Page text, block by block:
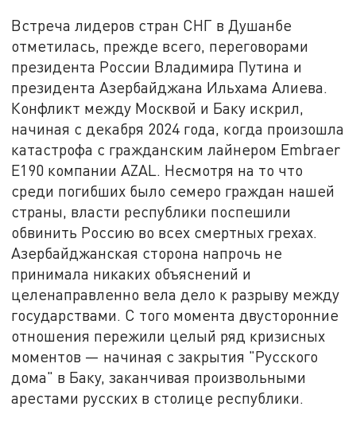
Встреча лидеров стран СНГ в Душанбе
отметилась, прежде всего, переговорами
президента России Владимира Путина и
президента Азербайджана Ильхама Алиева.
Конфликт между Москвой и Баку искрил,
начиная с декабря 2024 года, когда произошла
катастрофа с гражданским лайнером Embraer
E190 компании AZAL. Несмотря на то что
среди погибших было семеро граждан нашей
страны, власти республики поспешили
обвинить Россию во всех смертных грехах.
Азербайджанская сторона напрочь не
принимала никаких объяснений и
целенаправленно вела дело к разрыву между
государствами. С того момента двусторонние
отношения пережили целый ряд кризисных
моментов — начиная с закрытия "Русского
дома" в Баку, заканчивая произвольными
арестами русских в столице республики.